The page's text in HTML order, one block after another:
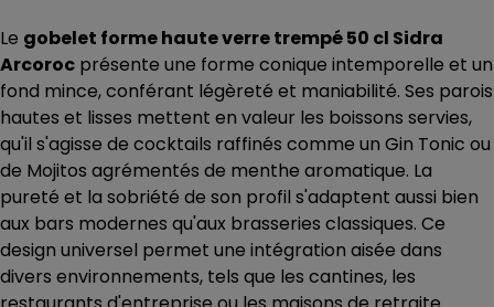
Le gobelet forme haute verre trempé 50 cl Sidra
Arcoroc présente une forme conique intemporelle et un
fond mince, conférant légèreté et maniabilité. Ses parois
hautes et lisses mettent en valeur les boissons servies,
qu'il s'agisse de cocktails raffinés comme un Gin Tonic ou
de Mojitos agrémentés de menthe aromatique. La
pureté et la sobriété de son profil s'adaptent aussi bien
aux bars modernes qu'aux brasseries classiques. Ce
design universel permet une intégration aisée dans
divers environnements, tels que les cantines, les